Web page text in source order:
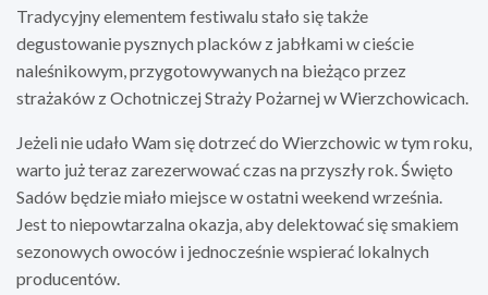
Tradycyjny elementem festiwalu stało się także
degustowanie pysznych placków z jabłkami w cieście
naleśnikowym, przygotowywanych na bieżąco przez
strażaków z Ochotniczej Straży Pożarnej w Wierzchowicach.
Jeżeli nie udało Wam się dotrzeć do Wierzchowic w tym roku,
warto już teraz zarezerwować czas na przyszły rok. Święto
Sadów będzie miało miejsce w ostatni weekend września.
Jest to niepowtarzalna okazja, aby delektować się smakiem
sezonowych owoców i jednocześnie wspierać lokalnych
producentów.